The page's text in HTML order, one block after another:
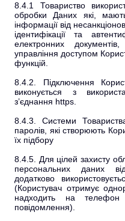
8.4.1 Товариство
обробки Даних які,
інформації від
ідентифікації та
електронних
управління доступом
функцій.
8.4.2. Підключення
виконується з
з’єднання https.
8.4.3. Системи
паролів, які створюють
їх підбору
8.4.5. Для цілей захисту
персональних даних
додатково
(Користувач отримує
надходить на
повідомлення).